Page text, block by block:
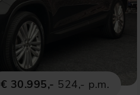
€ 30.995,- 524,- p.m.